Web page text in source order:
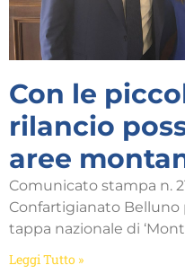
Con le
rilancio
aree
Comunicato stampa n.
Confartigianato Belluno
tappa nazionale di
Leggi Tutto »